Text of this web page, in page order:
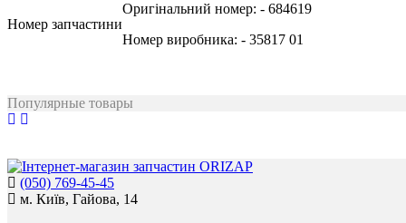
Номер запчастини
Оригінальний номер: - 684619
Номер виробника: - 35817 01
Популярные товары
(050) 769-45-45
м. Київ, Гайова, 14